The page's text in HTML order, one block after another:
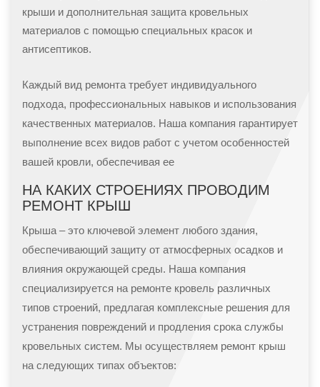
крыши и дополнительная защита кровельных
материалов с помощью специальных красок и
антисептиков.
Каждый вид ремонта требует индивидуального
подхода, профессиональных навыков и использования
качественных материалов. Наша компания гарантирует
выполнение всех видов работ с учетом особенностей
вашей кровли, обеспечивая ее
НА КАКИХ СТРОЕНИЯХ ПРОВОДИМ
РЕМОНТ КРЫШ
Крыша – это ключевой элемент любого здания,
обеспечивающий защиту от атмосферных осадков и
влияния окружающей среды. Наша компания
специализируется на ремонте кровель различных
типов строений, предлагая комплексные решения для
устранения повреждений и продления срока службы
кровельных систем. Мы осуществляем ремонт крыш
на следующих типах объектов: